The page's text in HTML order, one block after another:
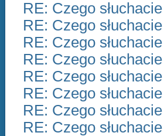
RE: Czego
RE: Czego
RE: Czego
RE: Czego
RE: Czego
RE: Czego
RE: Czego
RE: Czego